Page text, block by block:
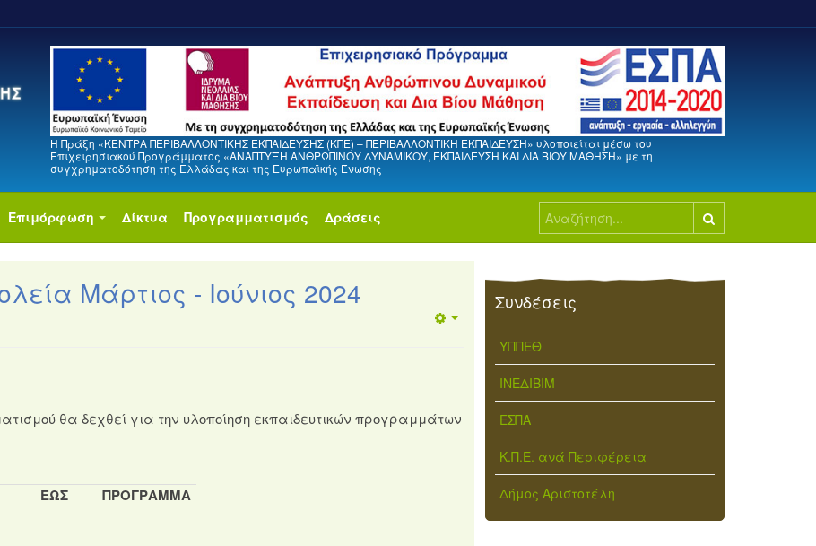
Η Πράξη «ΚΕΝΤΡΑ ΠΕΡΙΒΑΛΛΟΝΤΙΚΗΣ ΕΚΠΑΙΔΕΥΣΗΣ (ΚΠΕ) – ΠΕΡΙΒΑΛΛΟΝΤΙΚΗ ΕΚΠΑΙΔΕΥΣΗ» υλοποιείται μέσω του
Επιχειρησιακού Προγράμματος «ΑΝΑΠΤΥΞΗ ΑΝΘΡΩΠΙΝΟΥ ΔΥΝΑΜΙΚΟΥ, ΕΚΠΑΙΔΕΥΣΗ ΚΑΙ ΔΙΑ ΒΙΟΥ ΜΑΘΗΣΗ» με τη
συγχρηματοδότηση της Ελλάδας και της Ευρωπαϊκής Ένωσης
Επιμόρφωση Δίκτυα Προγραμματισμός Δράσεις Αναζήτηση...
Μάρτιος - Ιούνιος 2024
θα δεχθεί για την υλοποίηση εκπαιδευτικών προγραμμάτων
ΕΩΣ ΠΡΟΓΡΑΜΜΑ
Συνδέσεις
ΥΠΠΕΘ
ΙΝΕΔΙΒΙΜ
ΕΣΠΑ
Κ.Π.Ε. ανά Περιφέρεια
Δήμος Αριστοτέλη